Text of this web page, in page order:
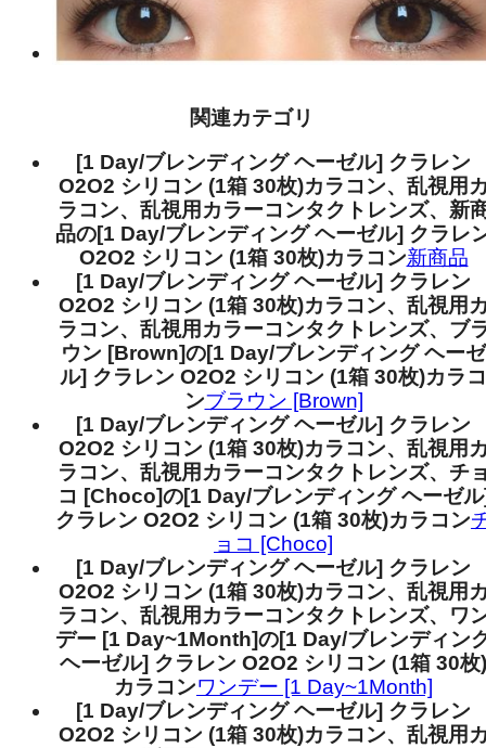
関連カテゴリ
[1 Day/ブレンディング ヘーゼル] クラレン
O2O2 シリコン (1箱 30枚)カラコン、乱視用
ラコン、乱視用カラーコンタクトレンズ、新
品の[1 Day/ブレンディング ヘーゼル] クラレ
O2O2 シリコン (1箱 30枚)カラコン新商品
[1 Day/ブレンディング ヘーゼル] クラレン
O2O2 シリコン (1箱 30枚)カラコン、乱視用
ラコン、乱視用カラーコンタクトレンズ、ブ
ウン [Brown]の[1 Day/ブレンディング ヘーゼ
ル] クラレン O2O2 シリコン (1箱 30枚)カラコ
ンブラウン [Brown]
[1 Day/ブレンディング ヘーゼル] クラレン
O2O2 シリコン (1箱 30枚)カラコン、乱視用
ラコン、乱視用カラーコンタクトレンズ、チ
コ [Choco]の[1 Day/ブレンディング ヘーゼ
クラレン O2O2 シリコン (1箱 30枚)カラコン
ョコ [Choco]
[1 Day/ブレンディング ヘーゼル] クラレン
O2O2 シリコン (1箱 30枚)カラコン、乱視用
ラコン、乱視用カラーコンタクトレンズ、ワ
デー [1 Day~1Month]の[1 Day/ブレンディン
ヘーゼル] クラレン O2O2 シリコン (1箱 30枚)
カラコンワンデー [1 Day~1Month]
[1 Day/ブレンディング ヘーゼル] クラレン
O2O2 シリコン (1箱 30枚)カラコン、乱視用